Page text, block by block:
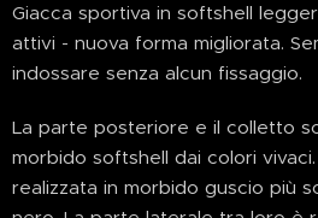
Giacca sportiva in softshell
attivi - nuova forma migliorata.
indossare senza alcun fissaggio.
La parte posteriore e il colletto
morbido softshell dai colori
realizzata in morbido guscio più